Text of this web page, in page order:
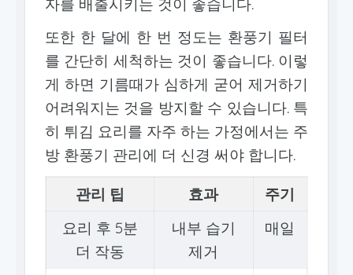
또한 한 달에 한 번 정도는 환풍기 필터
를 간단히 세척하는 것이 좋습니다. 이렇
게 하면 기름때가 심하게 굳어 제거하기
어려워지는 것을 방지할 수 있습니다. 특
히 튀김 요리를 자주 하는 가정에서는 주
방 환풍기 관리에 더 신경 써야 합니다.
관리 팁 효과
주기
요리 후 5분
더 작동
내부 습기
제거
매일